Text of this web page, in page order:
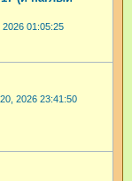
01:05:25
2026 23:41:50